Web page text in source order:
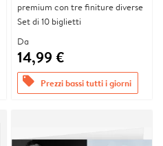
premium con tre finiture diverse
Set di 10 biglietti
Da
14,99 €
offers Prezzi bassi tutti i giorni